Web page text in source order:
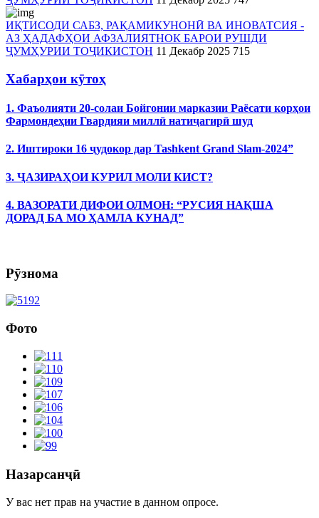
ИҚТИСОДИ САБЗ, РАҚАМИКУНОНӢ ВА ИНОВАТСИЯ -
АЗ ҲАДАФҲОИ АФЗАЛИЯТНОК БАРОИ РУШДИ
ҶУМҲУРИИ ТОҶИКИСТОН 11 Декабр 2025 715
Хабарҳои кӯтоҳ
1. Фаъолияти 20-солаи Бойгонии марказии Раёсати корҳои
Фармондеҳии Гвардияи миллӣ натиҷагирӣ шуд
2. Иштироки 16 ҷудокор дар Tashkent Grand Slam-2024”
3. ҶАЗИРАҲОИ КУРИЛ МОЛИ КИСТ?
4. ВАЗОРАТИ ДИФОИ ОЛМОН: “РУСИЯ НАҚША
ДОРАД БА МО ҲАМЛА КУНАД”
Рӯзнома
Фото
Назарсанҷӣ
У вас нет прав на участие в данном опросе.